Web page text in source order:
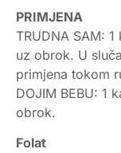
PRIMJENA
TRUDNA SAM:
uz obrok. U
primjena tokom
DOJIM BEBU: 1
obrok.
Folat